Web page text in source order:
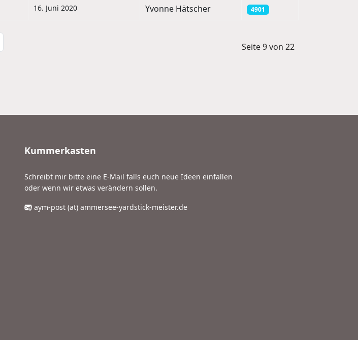
16. Juni 2020 Yvonne Hätscher 4901
Seite 9 von 22
Kummerkasten
Schreibt mir bitte eine E-Mail falls euch neue Ideen einfallen
oder wenn wir etwas verändern sollen.
aym-post (at) ammersee-yardstick-meister.de